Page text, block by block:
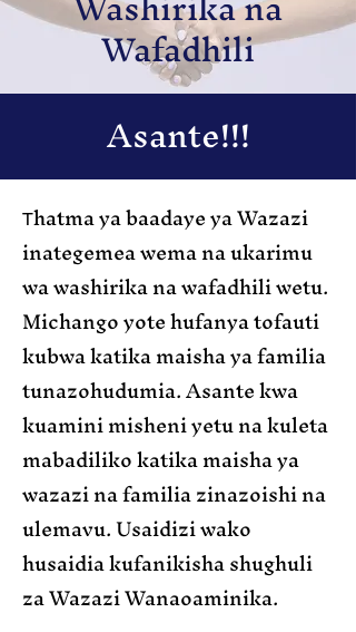
Wafadhili
Asante!!!
Thatma ya baadaye ya Wazazi
inategemea wema na ukarimu
wa washirika na wafadhili wetu.
Michango yote hufanya tofauti
kubwa katika maisha ya familia
tunazohudumia. Asante kwa
kuamini misheni yetu na kuleta
mabadiliko katika maisha ya
wazazi na familia zinazoishi na
ulemavu. Usaidizi wako
husaidia kufanikisha shughuli
za Wazazi Wanaoaminika.